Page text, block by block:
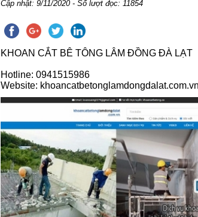
Cập nhật: 9/11/2020 - Số lượt đọc: 11854
KHOAN CẮT BÊ TÔNG LÂM ĐỒNG ĐÀ LẠT
Hotline: 0941515986
Website: khoancatbetonglamdongdalat.com.vn